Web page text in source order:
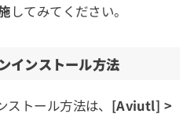
してみてください。
インストール方法
トール方法は、 [Aviutl] >